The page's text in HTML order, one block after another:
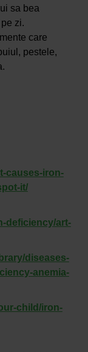
sa bea
zi.
care
pestele,
causes-iron-
it/
deficiency/art-
diseases-
anemia-
child/iron-